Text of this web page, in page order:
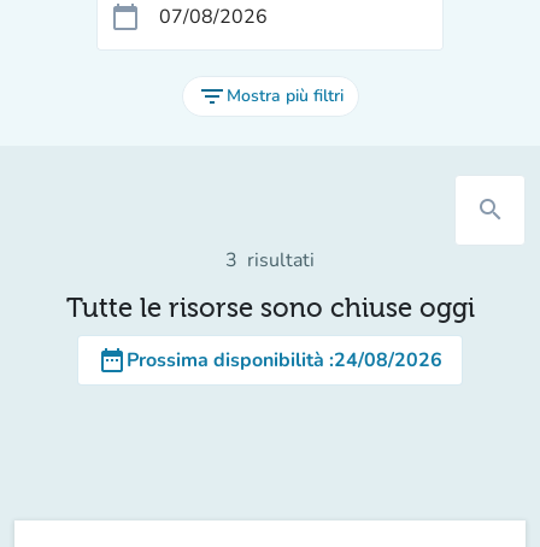
calendar_today
filter_list Mostra più filtri
search
3 risultati
Tutte le risorse sono chiuse oggi
date_rangeProssima disponibilità :24/08/2026